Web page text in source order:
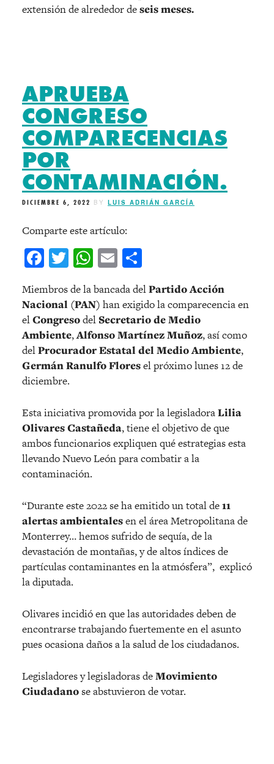
extensión de alrededor deseis meses.
APRUEBA
CONGRESO
COMPARECENCIAS
POR
CONTAMINACIÓN.
DICIEMBRE 6, 2022 BY LUIS ADRIÁN GARCÍA
Comparte este artículo:
Facebook
Twitter
WhatsApp
Email
Miembros de la bancada delPartido Acción
Nacional (PAN) han exigido la comparecencia en
elCongresodel Secretario de Medio
Ambiente,Alfonso Martínez Muñoz, así como
delProcurador Estatal del Medio Ambiente,
Germán Ranulfo Floresel próximo lunes 12 de
diciembre.
Esta iniciativa promovida por la legisladoraLilia
Olivares Castañeda, tiene el objetivo de que
ambos funcionarios expliquen qué estrategias esta
llevando Nuevo León para combatir a la
contaminación.
“Durante este 2022 se ha emitido un total de11
alertas ambientalesen el área Metropolitana de
Monterrey… hemos sufrido de sequía, de la
devastación de montañas, y de altos índices de
partículas contaminantes en la atmósfera”, explicó
la diputada.
Olivares incidió en que las autoridades deben de
encontrarse trabajando fuertemente en el asunto
pues ocasiona daños a la salud de los ciudadanos.
Legisladores y legisladoras deMovimiento
Ciudadanose abstuvieron de votar.